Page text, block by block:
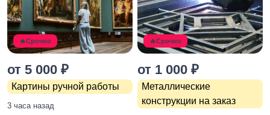
оборудование3
🔥Срочно
от 5 000 ₽
Картины ручной работы
3 часа назад
🔥Срочно
от 1 000 ₽
Металлические
конструкции на заказ